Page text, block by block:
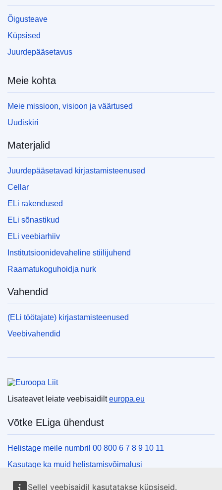
Sellel veebisaidil kasutatakse küpsiseid.
Õigusteave
Küpsised
Juurdepääsetavus
Meie kohta
Meie missioon, visioon ja väärtused
Uudiskiri
Materjalid
Juurdepääsetavad kirjastamisteenused
Cellar
ELi rakendused
ELi sõnastikud
ELi veebiarhiiv
Institutsioonidevaheline stiilijuhend
Raamatukoguhoidja nurk
Vahendid
(ELi töötajate) kirjastamisteenused
Veebivahendid
Lisateavet leiate veebisaidilteuropa.eu
Võtke ELiga ühendust
Helistage meile numbril 00 800 6 7 8 9 10 11
Kasutage ka muid helistamisvõimalusi
Kirjutage meile kontaktvormi vahendusel